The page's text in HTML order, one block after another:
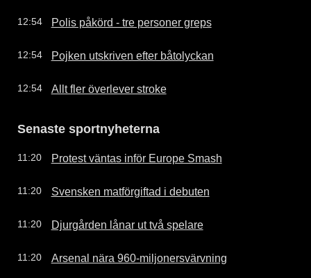
12:54 Polis påkörd - tre personer greps
12:54 Pojken utskriven efter båtolyckan
12:54 Allt fler överlever stroke
Senaste sportnyheterna
11:20 Protest väntas inför Europe Smash
11:20 Svensken matförgiftad i debuten
11:20 Djurgården lånar ut två spelare
11:20 Arsenal nära 960-miljonersvärvning